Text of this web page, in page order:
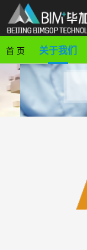
首 页 关于我们